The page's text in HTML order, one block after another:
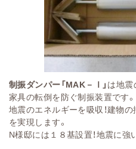
制振ダンパー「MAK－Ⅰ」 は地震
家具の転倒を防ぐ制振装置です。
地震のエネルギーを吸収！建物
を実現します。
N様邸には１８基設置！地震に強